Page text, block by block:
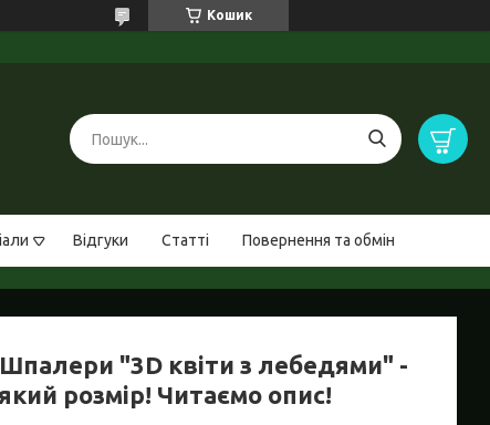
Кошик
Відгуки Статті Повернення та обмін
"3D квіти з лебедями" -
розмір! Читаємо опис!